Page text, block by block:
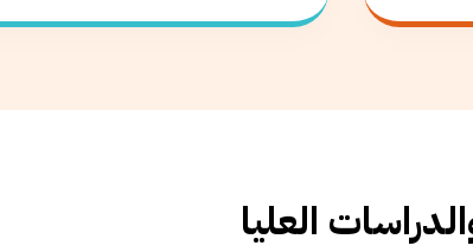
العليا